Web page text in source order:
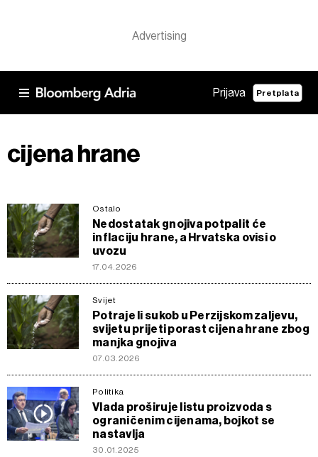
Prijava Pretplata
cijena hrane
Ostalo
Nedostatak gnojiva potpalit će
inflaciju hrane, a Hrvatska ovisi o
uvozu
17.04.2026
Svijet
Potraje li sukob u Perzijskom zaljevu,
svijetu prijeti porast cijena hrane zbog
manjka gnojiva
07.03.2026
Politika
Vlada proširuje listu proizvoda s
ograničenim cijenama, bojkot se
nastavlja
30.01.2025